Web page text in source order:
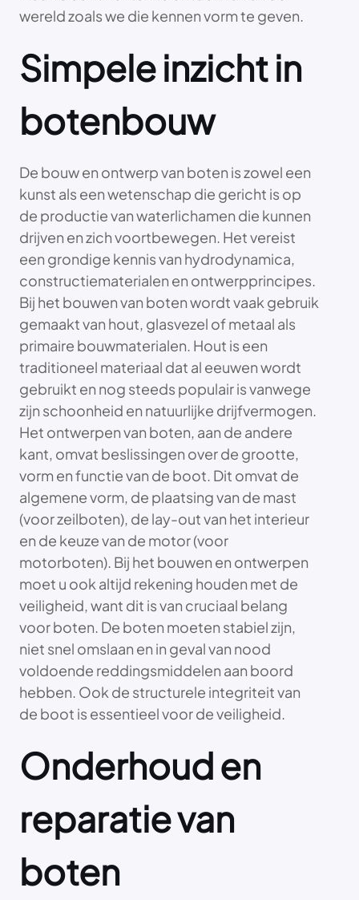
wereld zoals we die kennen vorm te geven.
Simpele inzicht in
botenbouw
De bouw en ontwerp van boten is zowel een
kunst als een wetenschap die gericht is op
de productie van waterlichamen die kunnen
drijven en zich voortbewegen. Het vereist
een grondige kennis van hydrodynamica,
constructiematerialen en ontwerpprincipes.
Bij het bouwen van boten wordt vaak gebruik
gemaakt van hout, glasvezel of metaal als
primaire bouwmaterialen. Hout is een
traditioneel materiaal dat al eeuwen wordt
gebruikt en nog steeds populair is vanwege
zijn schoonheid en natuurlijke drijfvermogen.
Het ontwerpen van boten, aan de andere
kant, omvat beslissingen over de grootte,
vorm en functie van de boot. Dit omvat de
algemene vorm, de plaatsing van de mast
(voor zeilboten), de lay-out van het interieur
en de keuze van de motor (voor
motorboten). Bij het bouwen en ontwerpen
moet u ook altijd rekening houden met de
veiligheid, want dit is van cruciaal belang
voor boten. De boten moeten stabiel zijn,
niet snel omslaan en in geval van nood
voldoende reddingsmiddelen aan boord
hebben. Ook de structurele integriteit van
de boot is essentieel voor de veiligheid.
Onderhoud en
reparatie van
boten